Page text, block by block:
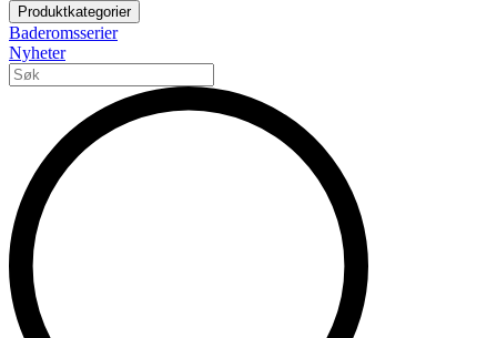
Produktkategorier
Baderomsserier
Nyheter